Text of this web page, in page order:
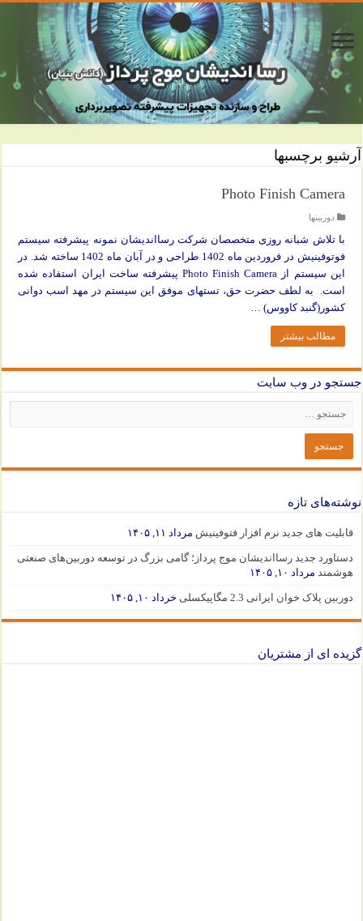
آرشیو برچسبها
Photo Finish Camera
دوربینها
با تلاش شبانه روزی متخصصان شرکت رسااندیشان نمونه پیشرفته سیستم
فوتوفینیش در فروردین ماه 1402 طراحی و در آبان ماه 1402 ساخته شد. در
این سیستم از Photo Finish Camera پیشرفته ساخت ایران استفاده شده
است. به لطف حضرت حق، تستهای موفق این سیستم در مهد اسب دوانی
کشور(گنبد کاووس) …
مطالب بیشتر
جستجو در وب سایت
نوشته‌های تازه
قابلیت های جدید نرم افزار فتوفینیش مرداد ۱۱, ۱۴۰۵
دستاورد جدید رسااندیشان موج پرداز؛ گامی بزرگ در توسعه دوربین‌های صنعتی
هوشمند مرداد ۱۰, ۱۴۰۵
دوربین پلاک خوان ایرانی 2.3 مگاپیکسلی خرداد ۱۰, ۱۴۰۵
گزیده ای از مشتریان